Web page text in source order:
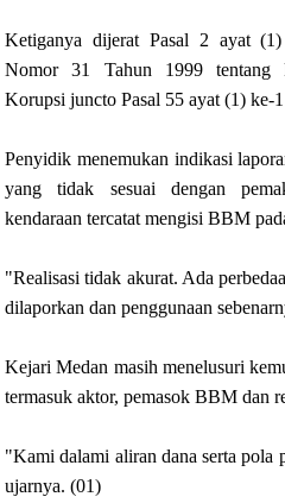
Ketiganya dijerat Pasal 2 ayat
Nomor 31 Tahun 1999 tentang
Korupsi juncto Pasal 55 ayat (1) ke-
Penyidik menemukan indikasi
yang tidak sesuai dengan
kendaraan tercatat mengisi BBM
"Realisasi tidak akurat. Ada
dilaporkan dan penggunaan
Kejari Medan masih menelusuri
termasuk aktor, pemasok BBM dan
"Kami dalami aliran dana serta pola
ujarnya. (01)